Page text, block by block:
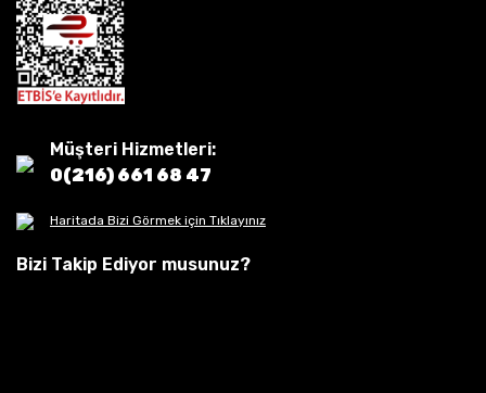
Müşteri Hizmetleri:
0(216) 661 68 47
Haritada Bizi Görmek için Tıklayınız
Bizi Takip Ediyor musunuz?